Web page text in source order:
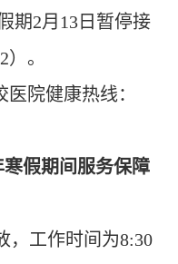
期2月 13 日暂停接
）。
院健康热线：
寒假期间服务保障
，工作时间为8:30